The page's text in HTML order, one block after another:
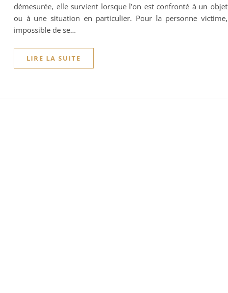
démesurée, elle survient lorsque l’on est confronté à un objet
ou à une situation en particulier. Pour la personne victime,
impossible de se…
LIRE LA SUITE